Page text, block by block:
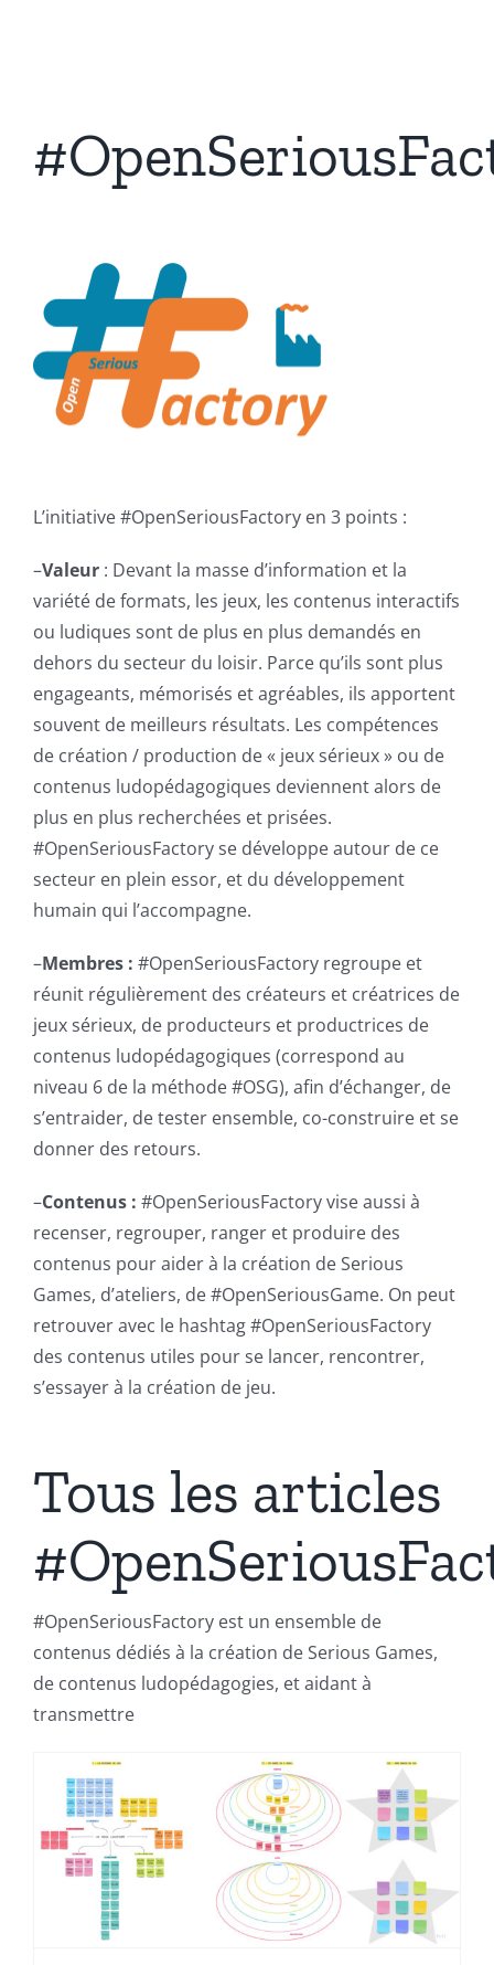
L’initiative #OpenSeriousFactory en 3 points :
–Valeur : Devant la masse d’information et la
variété de formats, les jeux, les contenus interactifs
ou ludiques sont de plus en plus demandés en
dehors du secteur du loisir. Parce qu’ils sont plus
engageants, mémorisés et agréables, ils apportent
souvent de meilleurs résultats. Les compétences
de création / production de « jeux sérieux » ou de
contenus ludopédagogiques deviennent alors de
plus en plus recherchées et prisées.
#OpenSeriousFactory se développe autour de ce
secteur en plein essor, et du développement
humain qui l’accompagne.
–Membres : #OpenSeriousFactory regroupe et
réunit régulièrement des créateurs et créatrices de
jeux sérieux, de producteurs et productrices de
contenus ludopédagogiques (correspond au
niveau 6 de la méthode #OSG), afin d’échanger, de
s’entraider, de tester ensemble, co-construire et se
donner des retours.
–Contenus : #OpenSeriousFactory vise aussi à
recenser, regrouper, ranger et produire des
contenus pour aider à la création de Serious
Games, d’ateliers, de #OpenSeriousGame. On peut
retrouver avec le hashtag #OpenSeriousFactory
des contenus utiles pour se lancer, rencontrer,
s’essayer à la création de jeu.
Tous les articles
#OpenSeriousFactory est un ensemble de
contenus dédiés à la création de Serious Games,
de contenus ludopédagogies, et aidant à
transmettre